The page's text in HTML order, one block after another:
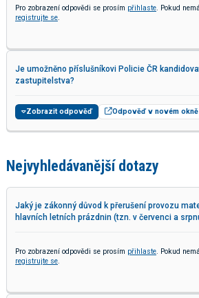
Pro zobrazení odpovědi se prosím přihlaste . Pokud
registrujte se
Je umožněno příslušníkovi Policie ČR
zastupitelstva?
Zobrazit odpověď Odpověď v novém okně
Nejvyhledávanější dotazy
Jaký je zákonný důvod k přerušení provozu
hlavních letních prázdnin (tzn. v červenci a
Pro zobrazení odpovědi se prosím přihlaste. Pokud
registrujte se.